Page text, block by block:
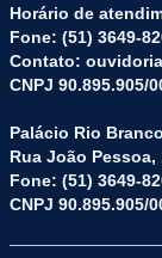
Horário de
Fone: (51) 3649-
Contato:
CNPJ 90.895.905/
Palácio Rio Branco
Rua João Pessoa,
Fone: (51) 3649-
CNPJ 90.895.905/